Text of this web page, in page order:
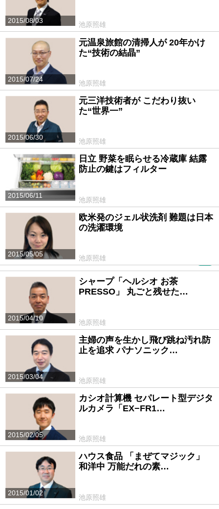
2015/08/03
池原照雄
2015/07/24
元温泉旅館の清掃人が 20年かけ
た“技術の結晶”
池原照雄
2015/06/30
元三洋技術者が こだわり抜い
た“世界一”
池原照雄
2015/06/11
日立 野菜を眠らせる冷蔵庫 結露
防止の鍵はフィルター
池原照雄
2015/05/05
欧米発のジェル状洗剤 難題は日本
の洗濯環境
池原照雄
2015/04/10
シャープ「ヘルシオ お茶
PRESSO」 丸ごと残せた…
池原照雄
2015/03/04
主婦の声を生かし飛び跳ね汚れ防
止を追求 パナソニック…
池原照雄
2015/02/05
カシオ計算機 セパレート型デジタ
ルカメラ「EX−FR1…
池原照雄
2015/01/02
ハウス食品 「まぜてマジック」
和洋中 万能だれの素…
池原照雄